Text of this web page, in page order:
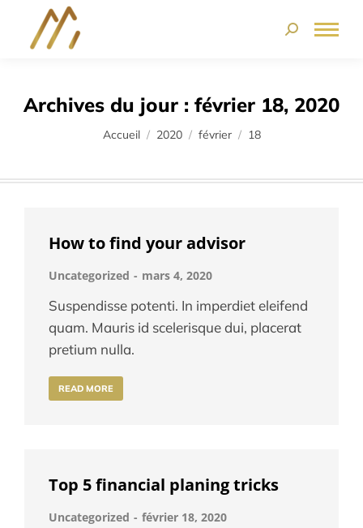
Archives du jour : février 18, 2020
Vous êtes ici :
Accueil 2020 février 18
How to find your advisor
Uncategorized mars 4, 2020
Suspendisse potenti. In imperdiet eleifend
quam. Mauris id scelerisque dui, placerat
pretium nulla.
READ MORE
Top 5 financial planing tricks
Uncategorized février 18, 2020